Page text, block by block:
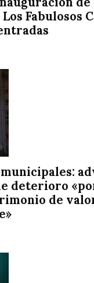
Fabulosos
deterioro
de